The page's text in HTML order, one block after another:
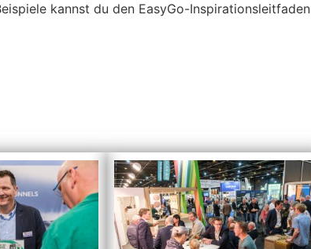
kannst du den EasyGo-Inspirationsleitfaden